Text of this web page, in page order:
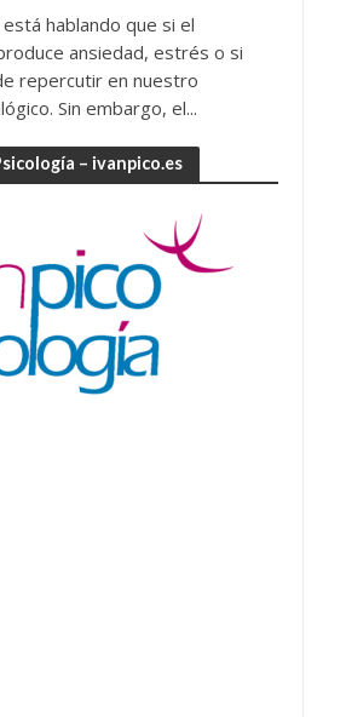
hablando que si el
ansiedad, estrés o si
repercutir en nuestro
Sin embargo, el...
– ivanpico.es